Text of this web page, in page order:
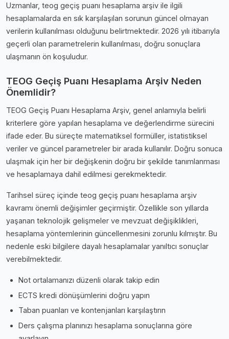
Uzmanlar, teog geçiş puanı hesaplama arşiv ile ilgili
hesaplamalarda en sık karşılaşılan sorunun güncel olmayan
verilerin kullanılması olduğunu belirtmektedir. 2026 yılı itibarıyla
geçerli olan parametrelerin kullanılması, doğru sonuçlara
ulaşmanın ön koşuludur.
TEOG Geçiş Puanı Hesaplama Arşiv Neden
Önemlidir?
TEOG Geçiş Puanı Hesaplama Arşiv, genel anlamıyla belirli
kriterlere göre yapılan hesaplama ve değerlendirme sürecini
ifade eder. Bu süreçte matematiksel formüller, istatistiksel
veriler ve güncel parametreler bir arada kullanılır. Doğru sonuca
ulaşmak için her bir değişkenin doğru bir şekilde tanımlanması
ve hesaplamaya dahil edilmesi gerekmektedir.
Tarihsel süreç içinde teog geçiş puanı hesaplama arşiv
kavramı önemli değişimler geçirmiştir. Özellikle son yıllarda
yaşanan teknolojik gelişmeler ve mevzuat değişiklikleri,
hesaplama yöntemlerinin güncellenmesini zorunlu kılmıştır. Bu
nedenle eski bilgilere dayalı hesaplamalar yanıltıcı sonuçlar
verebilmektedir.
Not ortalamanızı düzenli olarak takip edin
ECTS kredi dönüşümlerini doğru yapın
Taban puanları ve kontenjanları karşılaştırın
Ders çalışma planınızı hesaplama sonuçlarına göre